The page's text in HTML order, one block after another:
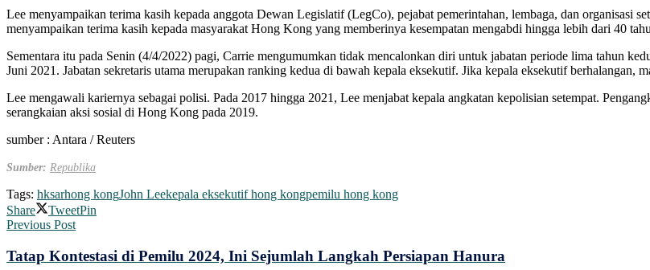
Lee menyampaikan terima kasih kepada anggota Dewan Legislatif (LegCo), pejabat pemerintahan, lembaga, dan organisasi
menyampaikan terima kasih kepada masyarakat Hong Kong yang memberinya kesempatan mengabdi hingga lebih dari 40
Sementara itu pada Senin (4/4/2022) pagi, Carrie mengumumkan tidak mencalonkan diri untuk jabatan periode lima tahun
Juni 2021. Jabatan sekretaris utama merupakan ranking kedua di bawah kepala eksekutif. Jika kepala eksekutif berhalangan,
Lee mengawali kariernya sebagai polisi. Pada 2017 hingga 2021, Lee menjabat kepala angkatan kepolisian setempat.
serangkaian aksi sosial di Hong Kong pada 2019.
sumber : Antara / Reuters
Sumber: Republika
Tags: hksarhong kongJohn Leekepala eksekutif hong kongpemilu hong kong
Share
TweetPin
Previous Post
Tatap Kontestasi di Pemilu 2024, Ini Sejumlah Langkah Persiapan Hanura